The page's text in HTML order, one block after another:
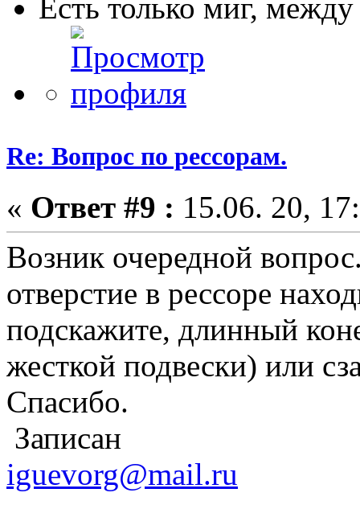
Есть только миг,
Re: Вопрос по рессорам.
« Ответ #9 : 15.06. 20,
Возник очередной
отверстие в рессоре
подскажите, длинный
жесткой подвески) или
Спасибо.
Записан
iguevorg@mail.ru